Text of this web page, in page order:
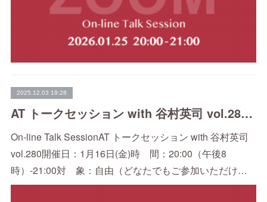
2025.12.03 19:28
AT トークセッション with 谷村英司 vol.280（1/16）
On-line Talk SessionAT トークセッション with 谷村英司
vol.280開催日：1月16日(金)時 間：20:00（午後8
時）-21:00対 象：自由（どなたでもご参加いただけ…